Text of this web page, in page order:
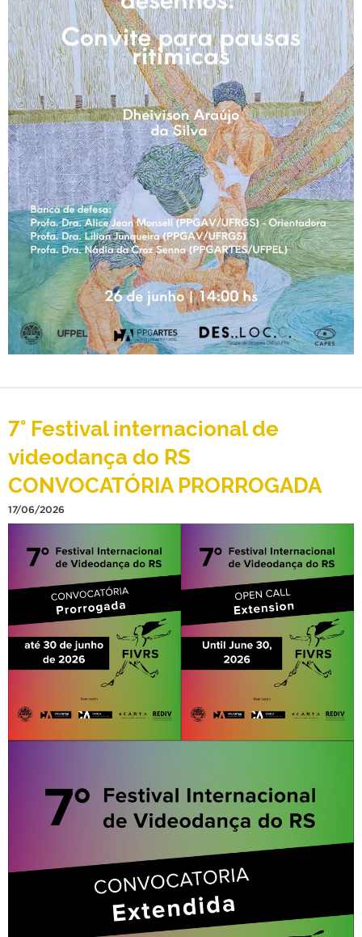
7° Festival internacional de
videodança do RS
CONVOCATÓRIA PRORROGADA
17/06/2026